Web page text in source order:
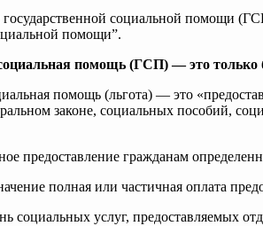
государственной социальной помощи
помощи”.
помощь (ГСП) — это только
помощь (льгота) — это
законе, социальных пособий,
предоставление гражданам
полная или частичная оплата
социальных услуг, предоставляемых